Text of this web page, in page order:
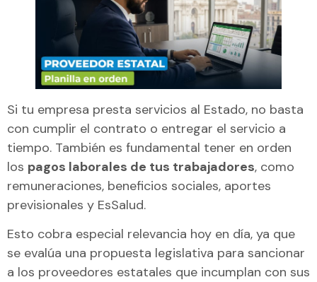
Si tu empresa presta servicios al Estado, no basta
con cumplir el contrato o entregar el servicio a
tiempo. También es fundamental tener en orden
los pagos laborales de tus trabajadores, como
remuneraciones, beneficios sociales, aportes
previsionales y EsSalud.
Esto cobra especial relevancia hoy en día, ya que
se evalúa una propuesta legislativa para sancionar
a los proveedores estatales que incumplan con sus